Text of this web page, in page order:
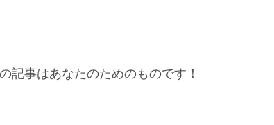
記事はあなたのためのものです！